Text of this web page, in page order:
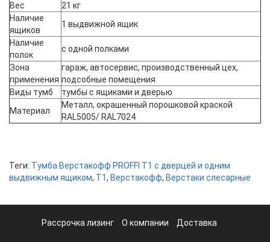
Вес
21 кг
Наличие
ящиков
1 выдвижной ящик
Наличие
полок
с одной полками
Зона
применения
гараж, автосервис, производственный цех,
подсобные помещения
Виды тумб
тумбы с ящиками и дверью
Материал
Металл, окрашенный порошковой краской
RAL5005/ RAL7024
Теги: Тумба Верстакофф PROFFI T1 с дверцей и одним
выдвижным ящиком, T1, Верстакофф, Верстаки слесарные
Рассрочка лизинг О компании Доставка